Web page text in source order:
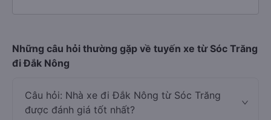
Những câu hỏi thường gặp về tuyến xe từ Sóc Trăng
đi Đắk Nông
Câu hỏi: Nhà xe đi Đắk Nông từ Sóc Trăng
được đánh giá tốt nhất?